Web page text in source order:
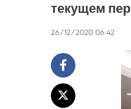
текущем
26/12/2020 06:42